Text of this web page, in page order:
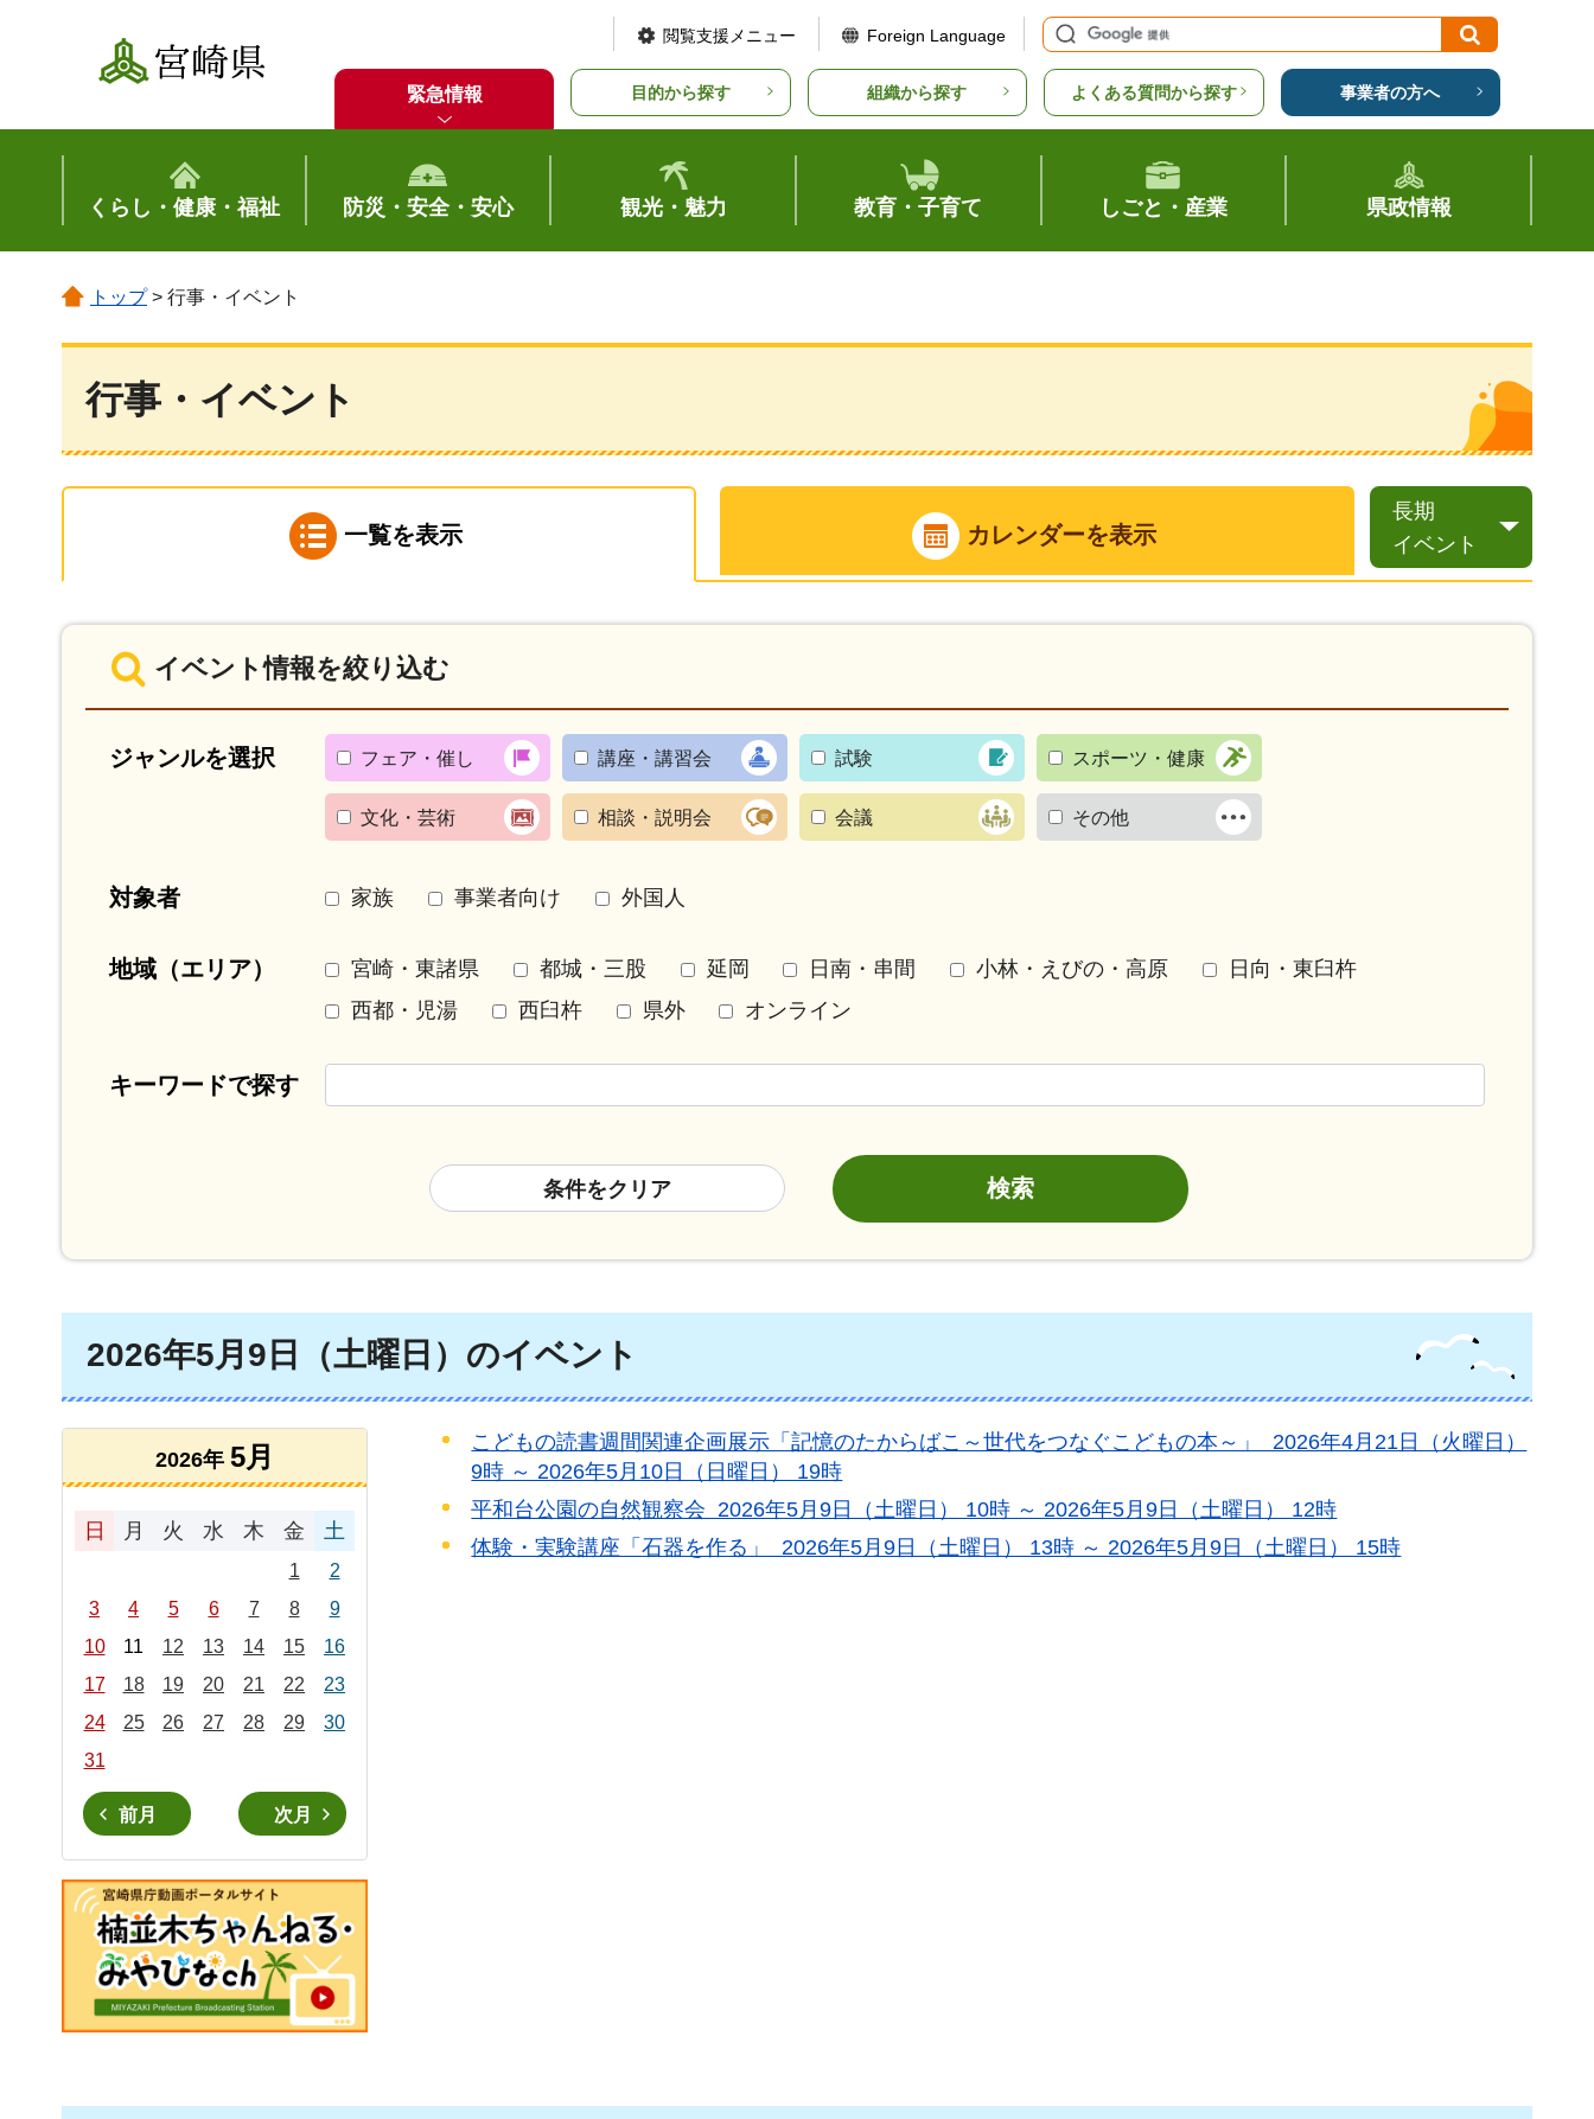
宮崎県
閲覧支援メニュー Foreign Language
緊急情報 目的から探す 組織から探す よくある質問から探す 事業者の方へ
くらし・健康・福祉 防災・安全・安心 観光・魅力 教育・子育て しごと・産業 県政情報
トップ> 行事・イベント
行事・イベント
一覧を表示 カレンダーを表示
長期
イベント
イベント情報を絞り込む
ジャンルを選択 フェア・催し 講座・講習会 試験 スポーツ・健康
文化・芸術 相談・説明会 会議 その他
対象者 家族 事業者向け 外国人
地域（エリア） 宮崎・東諸県 都城・三股 延岡 日南・串間 小林・えびの・高原
日向・東臼杵
西都・児湯
西臼杵 県外 オンライン
キーワードで探す
条件をクリア
2026年5月9日（土曜日）のイベント
2026年 5月
日 月 火 水 木 金 土
1
2
3
4 5 6 7 8
9
10
11 12 13 14 15
16
17
18 19 20 21 22
23
24
25 26 27 28 29
30
31
前月 次月
こどもの読書週間関連企画展示「記憶のたからばこ～世代をつなぐこどもの本～」 2026年4月21日（火曜日）
9時 ～ 2026年5月10日（日曜日） 19時
平和台公園の自然観察会 2026年5月9日（土曜日） 10時 ～ 2026年5月9日（土曜日） 12時
体験・実験講座「石器を作る」 2026年5月9日（土曜日） 13時 ～ 2026年5月9日（土曜日） 15時